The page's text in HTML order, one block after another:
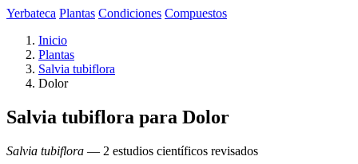
Yerbateca Plantas Condiciones Compuestos
Inicio
Plantas
Salvia tubiflora
Dolor
Salvia tubiflora para Dolor
Salvia tubiflora — 2 estudios científicos revisados